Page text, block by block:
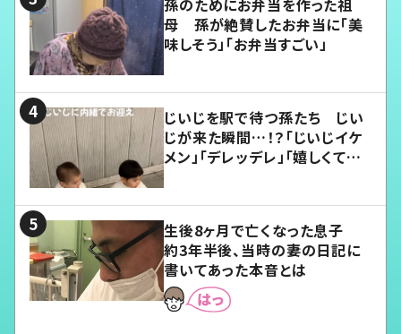
母 孫が絶賛したお弁当に「美
味しそう」「お弁当すごい」
じいじを駅で待つ孫たち じい
じが来た瞬間…！？「じいじイケ
メン」「デレッデレ」「嬉しくて可
生後8ヶ月で亡くなった息子
約3年半後、当時の妻の日記に
書いてあった本音とは